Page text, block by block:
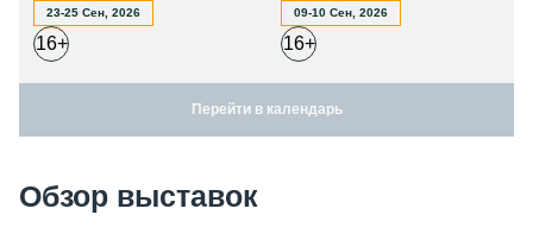
23-25 Сен, 2026
16+
09-10 Сен, 2026
16+
Перейти в календарь
Обзор выставок